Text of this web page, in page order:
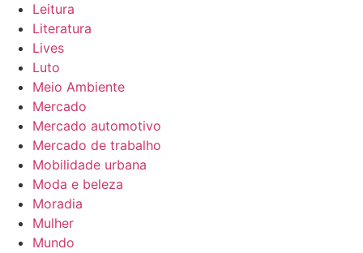
Leitura
Literatura
Lives
Luto
Meio Ambiente
Mercado
Mercado automotivo
Mercado de trabalho
Mobilidade urbana
Moda e beleza
Moradia
Mulher
Mundo